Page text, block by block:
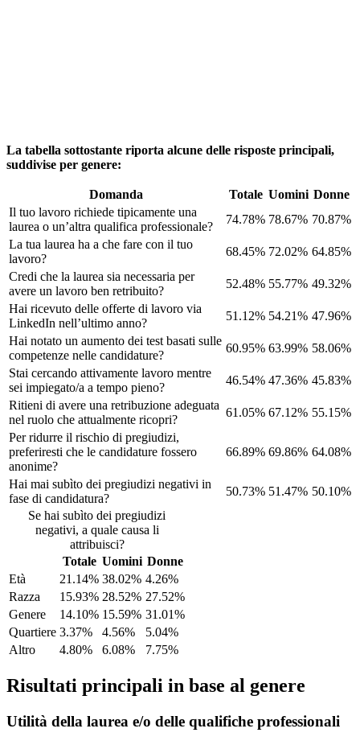
La tabella sottostante riporta alcune delle risposte principali,
suddivise per genere:
Domanda Totale Uomini Donne
Il tuo lavoro richiede tipicamente una
laurea o un’altra qualifica professionale?
74.78% 78.67% 70.87%
La tua laurea ha a che fare con il tuo
lavoro?
68.45% 72.02% 64.85%
Credi che la laurea sia necessaria per
avere un lavoro ben retribuito?
52.48% 55.77% 49.32%
Hai ricevuto delle offerte di lavoro via
LinkedIn nell’ultimo anno?
51.12% 54.21% 47.96%
Hai notato un aumento dei test basati sulle
competenze nelle candidature?
60.95% 63.99% 58.06%
Stai cercando attivamente lavoro mentre
sei impiegato/a a tempo pieno?
46.54% 47.36% 45.83%
Ritieni di avere una retribuzione adeguata
nel ruolo che attualmente ricopri?
61.05% 67.12% 55.15%
Per ridurre il rischio di pregiudizi,
preferiresti che le candidature fossero
anonime?
66.89% 69.86% 64.08%
Hai mai subìto dei pregiudizi negativi in
fase di candidatura?
50.73% 51.47% 50.10%
Se hai subìto dei pregiudizi
negativi, a quale causa li
attribuisci?
Totale Uomini Donne
Età
21.14% 38.02% 4.26%
Razza
15.93% 28.52% 27.52%
Genere
14.10% 15.59% 31.01%
Quartiere 3.37% 4.56%
5.04%
Altro
4.80% 6.08% 7.75%
Risultati principali in base al genere
Utilità della laurea e/o delle qualifiche professionali